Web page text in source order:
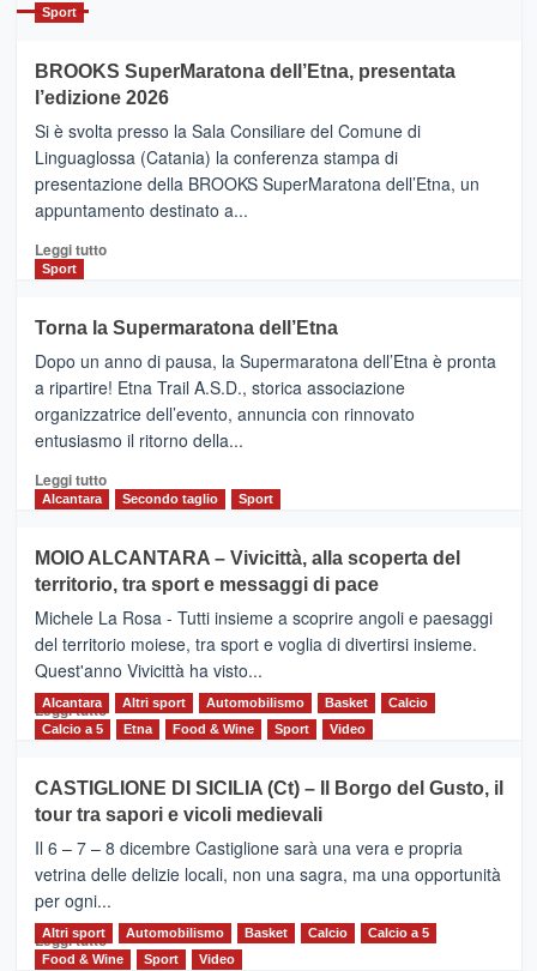
con
la
Al
via
i
collegamenti
Sport
BROOKS SuperMaratona dell’Etna, presentata
l’edizione 2026
Si è svolta presso la Sala Consiliare del Comune di
Linguaglossa (Catania) la conferenza stampa di
presentazione della BROOKS SuperMaratona dell’Etna, un
appuntamento destinato a...
Leggi tuttoLeggi
BROOKS
SuperMaratona
dell’Etna,
presentata
l’edizione
2026
Sport
Torna la Supermaratona dell’Etna
Dopo un anno di pausa, la Supermaratona dell’Etna è pronta
a ripartire! Etna Trail A.S.D., storica associazione
organizzatrice dell’evento, annuncia con rinnovato
entusiasmo il ritorno della...
Leggi tuttoLeggi
Torna
la
Supermaratona
dell’Etna
Alcantara Secondo taglio Sport
MOIO ALCANTARA – Vivicittà, alla scoperta del
territorio, tra sport e messaggi di pace
Michele La Rosa - Tutti insieme a scoprire angoli e paesaggi
del territorio moiese, tra sport e voglia di divertirsi insieme.
Quest'anno Vivicittà ha visto...
Leggi tutto Leggi
MOIO
ALCANTARA
–
Vivicittà,
alla
scoperta
del
territorio,
Alcantara Altri sport Automobilismo Basket
Calcio
Calcio a 5
Etna Food & Wine Sport Video
CASTIGLIONE DI SICILIA (Ct) – Il Borgo del Gusto, il
tour tra sapori e vicoli medievali
Il 6 – 7 – 8 dicembre Castiglione sarà una vera e propria
vetrina delle delizie locali, non una sagra, ma una opportunità
per ogni...
Leggi tuttoLeggi
di
Altri sport Automobilismo Basket Calcio
Calcio a 5
Food & Wine
Sport Video